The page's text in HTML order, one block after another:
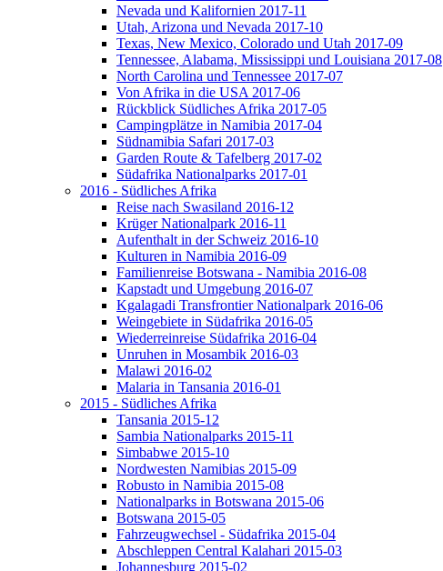
Nevada und Kalifornien 2017-11
Utah, Arizona und Nevada 2017-10
Texas, New Mexico, Colorado und Utah 2017-09
Tennessee, Alabama, Mississippi und Louisiana 2017-08
North Carolina und Tennessee 2017-07
Von Afrika in die USA 2017-06
Rückblick Südliches Afrika 2017-05
Campingplätze in Namibia 2017-04
Südnamibia Safari 2017-03
Garden Route & Tafelberg 2017-02
Südafrika Nationalparks 2017-01
2016 - Südliches Afrika
Reise nach Swasiland 2016-12
Krüger Nationalpark 2016-11
Aufenthalt in der Schweiz 2016-10
Kulturen in Namibia 2016-09
Familienreise Botswana - Namibia 2016-08
Kapstadt und Umgebung 2016-07
Kgalagadi Transfrontier Nationalpark 2016-06
Weingebiete in Südafrika 2016-05
Wiederreinreise Südafrika 2016-04
Unruhen in Mosambik 2016-03
Malawi 2016-02
Malaria in Tansania 2016-01
2015 - Südliches Afrika
Tansania 2015-12
Sambia Nationalparks 2015-11
Simbabwe 2015-10
Nordwesten Namibias 2015-09
Robusto in Namibia 2015-08
Nationalparks in Botswana 2015-06
Botswana 2015-05
Fahrzeugwechsel - Südafrika 2015-04
Abschleppen Central Kalahari 2015-03
Johannesburg 2015-02